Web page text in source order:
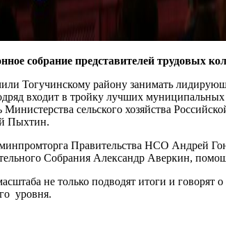
собрание представителей трудовых
Тогучинскому району занимать
входит в тройку лучших
сельского хозяйства
Пыхтин.
Правительства НСО Андрей
Собрания Александр Аверкин,
не только подводят итоги и говорят
уровня.